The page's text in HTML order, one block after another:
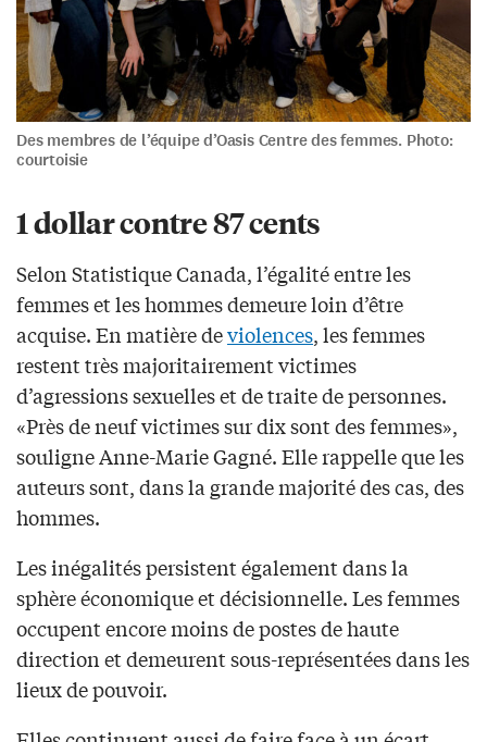
Des membres de l’équipe d’Oasis Centre des femmes. Photo:
courtoisie
1 dollar contre 87 cents
Selon Statistique Canada, l’égalité entre les
femmes et les hommes demeure loin d’être
acquise. En matière deviolences, les femmes
restent très majoritairement victimes
d’agressions sexuelles et de traite de personnes.
«Près de neuf victimes sur dix sont des femmes»,
souligne Anne-Marie Gagné. Elle rappelle que les
auteurs sont, dans la grande majorité des cas, des
hommes.
Les inégalités persistent également dans la
sphère économique et décisionnelle. Les femmes
occupent encore moins de postes de haute
direction et demeurent sous-représentées dans les
lieux de pouvoir.